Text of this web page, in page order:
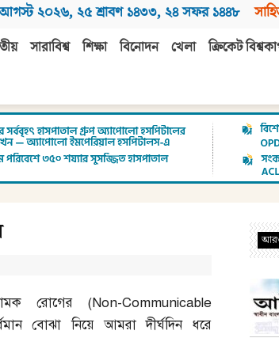
২০২৬, ২৫ শ্রাবণ ১৪৩৩, ২৪ সফর ১৪৪৮
সারাবিশ্ব শিক্ষা বিনোদন খেলা ক্রিকেট
রোগের (Non-Communicable
বোঝা নিয়ে আমরা দীর্ঘদিন ধরে